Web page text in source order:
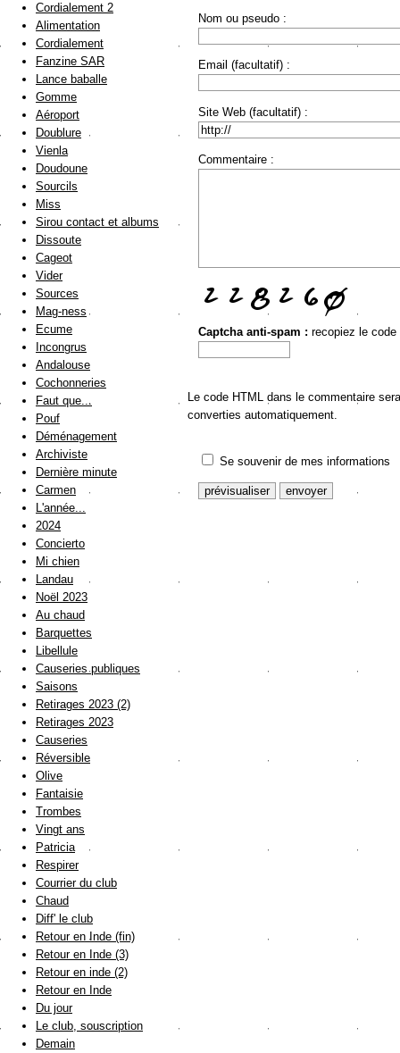
Nom ou pseudo :
Email (facultatif) :
Site Web (facultatif) :
Commentaire :
Captcha anti-spam : recopiez le code
Le code HTML dans le commentaire
converties automatiquement.
Se souvenir de mes informations
Cordialement 2
Alimentation
Cordialement
Fanzine SAR
Lance baballe
Gomme
Aéroport
Doublure
Vienla
Doudoune
Sourcils
Miss
Sirou contact et albums
Dissoute
Cageot
Vider
Sources
Mag-ness
Ecume
Incongrus
Andalouse
Cochonneries
Faut que...
Pouf
Déménagement
Archiviste
Dernière minute
Carmen
L'année...
2024
Concierto
Mi chien
Landau
Noël 2023
Au chaud
Barquettes
Libellule
Causeries publiques
Saisons
Retirages 2023 (2)
Retirages 2023
Causeries
Réversible
Olive
Fantaisie
Trombes
Vingt ans
Patricia
Respirer
Courrier du club
Chaud
Diff' le club
Retour en Inde (fin)
Retour en Inde (3)
Retour en inde (2)
Retour en Inde
Du jour
Le club, souscription
Demain